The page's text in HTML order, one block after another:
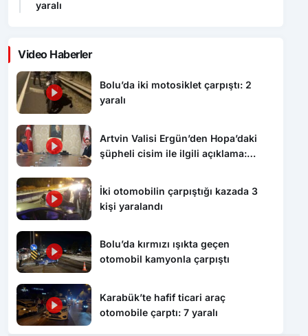
Video Haberler
Artvin Valisi Ergün’den Hopa’daki
şüpheli cisim ile ilgili açıklama:
yeniden trafiğe açıldı”
İki otomobilin çarpıştığı kazada 3
kişi yaralandı
Bolu’da kırmızı ışıkta geçen
otomobil kamyonla çarpıştı
Karabük’te hafif ticari araç
otomobile çarptı: 7 yaralı